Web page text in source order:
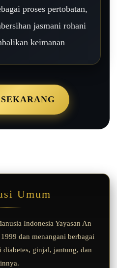
proses pertobatan,
jasmani rohani
keimanan
Umum
Indonesia Yayasan An
dan menangani berbagai
diabetes, ginjal, jantung, dan